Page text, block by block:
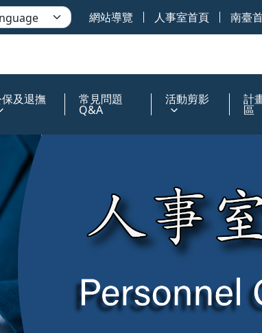
網站導覽 人事室首頁 南臺
及退撫 常見問題
Q&A
活動剪影 計
區